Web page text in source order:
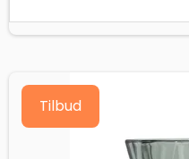
Tilbud